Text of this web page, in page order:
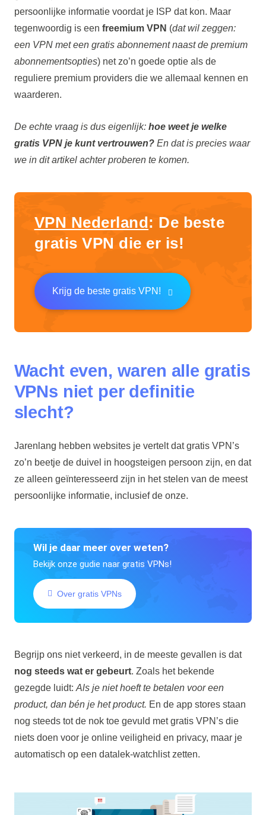
persoonlijke informatie voordat je ISP dat kon. Maar
tegenwoordig is een freemium VPN (dat wil zeggen:
een VPN met een gratis abonnement naast de premium
abonnementsopties) net zo’n goede optie als de
reguliere premium providers die we allemaal kennen en
waarderen.
De echte vraag is dus eigenlijk: hoe weet je welke
gratis VPN je kunt vertrouwen?En dat is precies waar
we in dit artikel achter proberen te komen.
VPN Nederland: De beste
gratis VPN die er is!
Krijg de beste gratis VPN!
Wacht even, waren alle gratis
VPNs niet per definitie
slecht?
Jarenlang hebben websites je vertelt dat gratis VPN’s
zo’n beetje de duivel in hoogsteigen persoon zijn, en dat
ze alleen geïnteresseerd zijn in het stelen van de meest
persoonlijke informatie, inclusief de onze.
Wil je daar meer over weten?
Bekijk onze gudie naar gratis VPNs!
Over gratis VPNs
Begrijp ons niet verkeerd, in de meeste gevallen is dat
nog steeds wat er gebeurt. Zoals het bekende
gezegde luidt: Als je niet hoeft te betalen voor een
product, dan bén je het product. En de app stores staan
nog steeds tot de nok toe gevuld met gratis VPN’s die
niets doen voor je online veiligheid en privacy, maar je
automatisch op een datalek-watchlist zetten.